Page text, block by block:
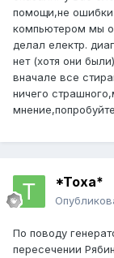
помощи,не ошибки
компьютером мы
делал електр.
нет (хотя они
вначале все
ничего
*Toxa*
По поводу
пересечении